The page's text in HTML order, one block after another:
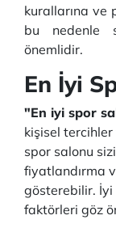
kurallarına ve
bu nedenle
önemlidir.
En İyi
"En iyi spor
kişisel
spor salonu
fiyatlandırma
gösterebilir. İyi
faktörleri göz